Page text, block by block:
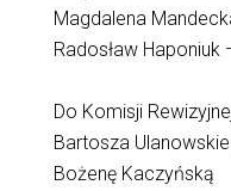
Magdalena
Radosław
Do Komisji
Bartosza
Bożenę Kaczyńską